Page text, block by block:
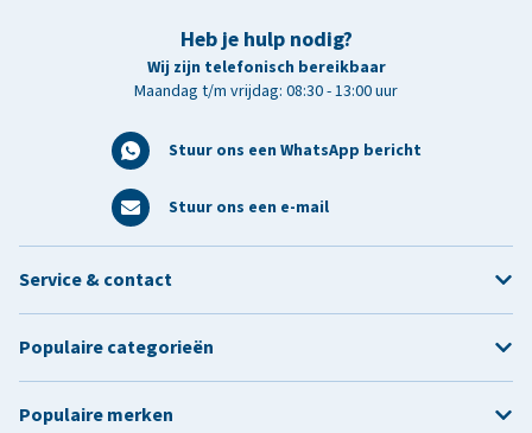
Heb je hulp nodig?
Wij zijn telefonisch bereikbaar
Maandag t/m vrijdag: 08:30 - 13:00 uur
Stuur ons een WhatsApp bericht
Stuur ons een e-mail
Service & contact
Populaire categorieën
Populaire merken